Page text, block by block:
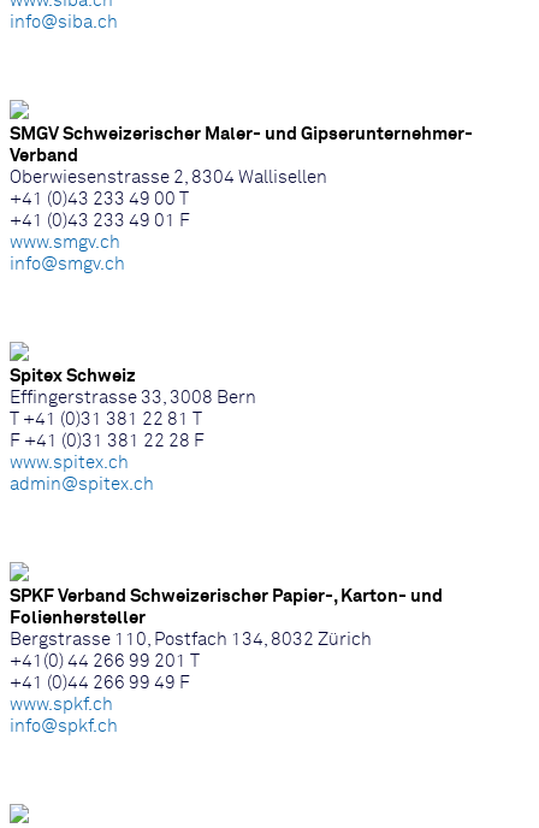
info@siba.ch
SMGV Schweizerischer Maler- und Gipserunternehmer-
Verband
Oberwiesenstrasse 2, 8304 Wallisellen
+41 (0)43 233 49 00 T
+41 (0)43 233 49 01 F
www.smgv.ch
info@smgv.ch
Spitex Schweiz
Effingerstrasse 33, 3008 Bern
T +41 (0)31 381 22 81 T
F +41 (0)31 381 22 28 F
www.spitex.ch
admin@spitex.ch
SPKF Verband Schweizerischer Papier-, Karton- und
Folienhersteller
Bergstrasse 110, Postfach 134, 8032 Zürich
+41(0) 44 266 99 201 T
+41 (0)44 266 99 49 F
www.spkf.ch
info@spkf.ch